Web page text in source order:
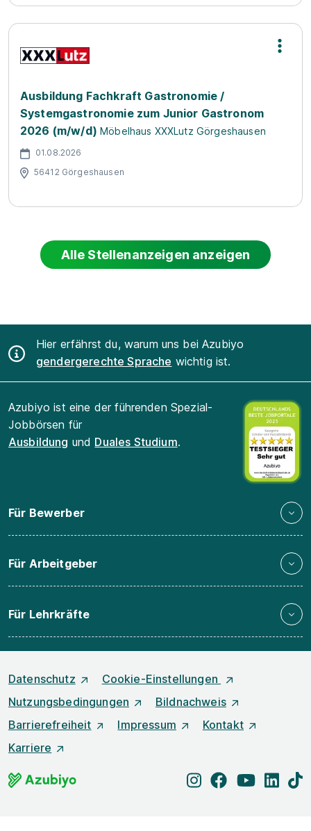
Ausbildung Fachkraft Gastronomie /
Systemgastronomie zum Junior Gastronom
2026 (m/w/d) Möbelhaus XXXLutz Görgeshausen
01.08.2026
56412 Görgeshausen
Alle Stellenanzeigen anzeigen
Hier erfährst du, warum uns bei Azubiyo
gendergerechte Sprache wichtig ist.
Azubiyo ist eine der führenden Spezial-
Jobbörsen für
Ausbildung und Duales Studium.
Für Bewerber
Für Arbeitgeber
Für Lehrkräfte
Datenschutz
Cookie-Einstellungen
Nutzungsbedingungen
Bildnachweis
Barrierefreiheit
Impressum
Kontakt
Karriere
instagram
facebookyoutube